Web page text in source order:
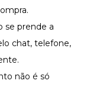
se prende a
chat, telefone,
não é só